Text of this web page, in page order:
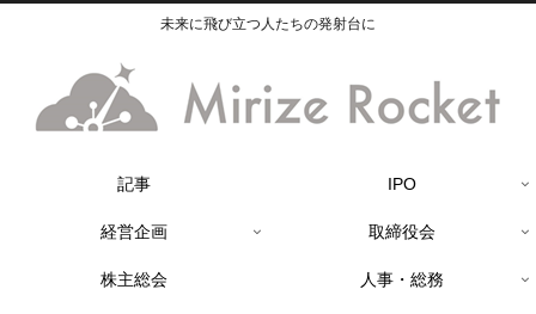
未来に飛び立つ人たちの発射台に
記事 IPO
経営企画 取締役会
株主総会 人事・総務